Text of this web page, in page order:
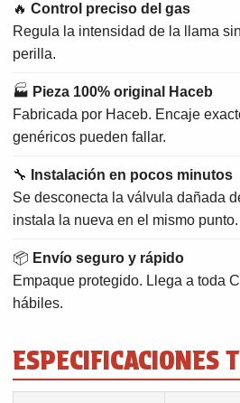
🔥 Control preciso del gas
Regula la intensidad de la llama
perilla.
🏭 Pieza 100% original Haceb
Fabricada por Haceb. Encaje
genéricos pueden fallar.
🔧
Instalación en pocos minutos
Se desconecta la válvula dañada
instala la nueva en el mismo punto.
📦 Envío seguro y rápido
Empaque protegido. Llega a toda
hábiles.
ESPECIFICACIONES